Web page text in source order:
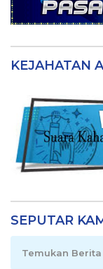
KEJAHATAN
SEPUTAR
Temukan